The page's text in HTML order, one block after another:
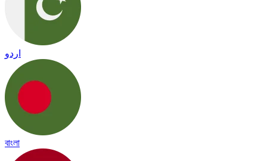
اردو
বাংলা